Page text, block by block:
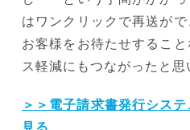
はワンクリックで再送が
お客様をお待たせするこ
ス軽減にもつながったと思
＞＞電子請求書発行シス
見る